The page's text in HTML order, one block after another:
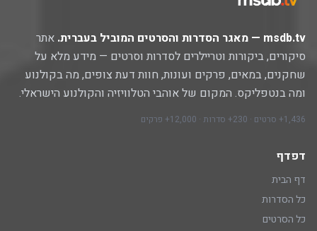
msdb.tv — מאגר הסדרות והסרטים המוביל בעברית.
אתר
סיקורים, ביקורות וטריילרים לסדרות וסרטים — מידע מלא על
שחקנים, במאים, פרקים ועונות, חוות דעת צופים, מה בקולנוע
ומה בנטפליקס. המקום של אוהבי הטלוויזיה והקולנוע הישראלי.
1,436+ סרטים · 230+ סדרות · 12,000+ פרקים
דפדף
דף הבית
כל הסדרות
כל הסרטים